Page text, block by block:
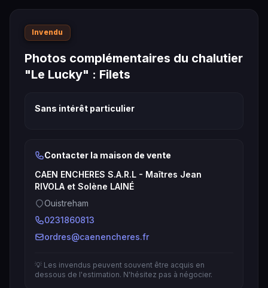
Invendu
Photos complémentaires du chalutier
"Le Lucky" : Filets
Sans intérêt particulier
Contacter la maison de vente
CAEN ENCHERES S.A.R.L - Maîtres Jean
RIVOLA et Solène LAINÉ
Ouistreham
0231860813
ordres@caenencheres.fr
💡 Les invendus peuvent souvent être acquis en
dessous de l'estimation. N'hésitez pas à négocier.